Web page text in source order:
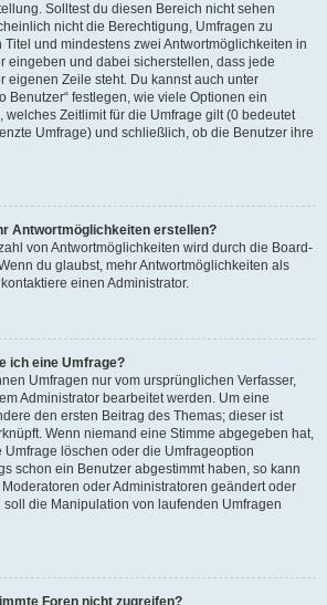
Solltest du diesen Bereich nicht sehen
nicht die Berechtigung, Umfragen zu
und mindestens zwei Antwortmöglichkeiten in
eingeben und dabei sicherstellen, dass jede
eigenen Zeile steht. Du kannst auch unter
Benutzer“ festlegen, wie viele Optionen ein
welches Zeitlimit für die Umfrage gilt (0 bedeutet
Umfrage) und schließlich, ob die Benutzer ihre
Antwortmöglichkeiten erstellen?
von Antwortmöglichkeiten wird durch die Board-
du glaubst, mehr Antwortmöglichkeiten als
einen Administrator.
ich eine Umfrage?
Umfragen nur vom ursprünglichen Verfasser,
Administrator bearbeitet werden. Um eine
den ersten Beitrag des Themas; dieser ist
Wenn niemand eine Stimme abgegeben hat,
löschen oder die Umfrageoption
schon ein Benutzer abgestimmt haben, so kann
oder Administratoren geändert oder
die Manipulation von laufenden Umfragen
Foren nicht zugreifen?